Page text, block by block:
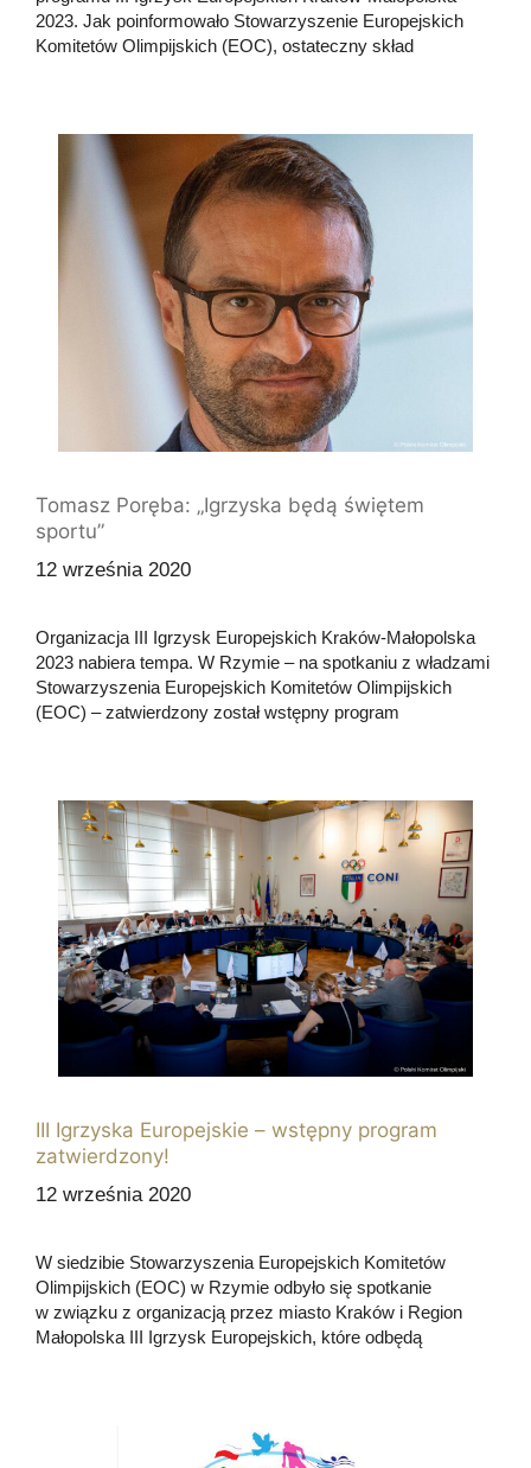
2023. Jak poinformowało Stowarzyszenie Europejskich
Komitetów Olimpijskich (EOC), ostateczny skład
Tomasz Poręba: „Igrzyska będą świętem
sportu”
12 września 2020
Organizacja III Igrzysk Europejskich Kraków-Małopolska
2023 nabiera tempa. W Rzymie – na spotkaniu z władzami
Stowarzyszenia Europejskich Komitetów Olimpijskich
(EOC) – zatwierdzony został wstępny program
III Igrzyska Europejskie – wstępny program
zatwierdzony!
12 września 2020
W siedzibie Stowarzyszenia Europejskich Komitetów
Olimpijskich (EOC) w Rzymie odbyło się spotkanie
w związku z organizacją przez miasto Kraków i Region
Małopolska III Igrzysk Europejskich, które odbędą